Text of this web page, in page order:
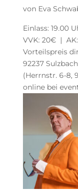
von Eva
Einlass: 19.00
VVK: 20€ |
Vorteilspreis
92237
(Herrnstr. 6-8,
online bei